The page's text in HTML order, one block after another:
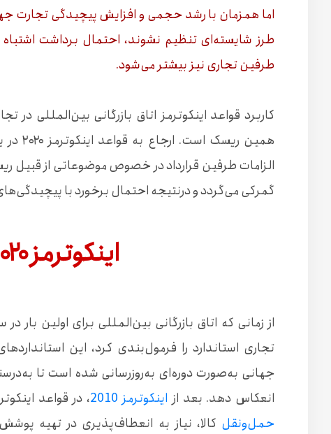
اما همزمان با رشد حجمی و افزایش پیچیدگی تجارت
طرز شایسته‌ای تنظیم نشوند، احتمال برداشت اشتباه
طرفین تجاری نیز بیشتر می‌شود.
کاربرد قواعد اینکوترمز اتاق بازرگانی بین‌المللی در
همین ریسک است. ارجاع به قواعد اینکوترمز ۲۰۲۰ در یک
الزامات طرفین قرارداد در خصوص موضوعاتی از قبیل
گمرکی می‌گردد و درنتیجه احتمال برخورد با
اینکوترمز ۲۰۲۰
تجاری استاندارد را فرمول‌بندی کرد، این
جهانی به‌صورت دوره‌ای به‌روزرسانی شده است تا
انعکاس دهد. بعد از اینکوترمز 2010
، در قواعد اینکوترمز ۲۰۲۰ توجه بیشتری را
حمل‌ونقل کالا، نیاز به انعطاف‌پذیری در تهیه پوشش